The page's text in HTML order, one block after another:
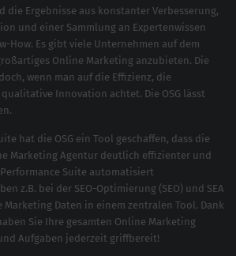
die Ergebnisse aus konstanter Verbesserung,
und einer Sammlung an Expertenwissen
How. Es gibt viele Unternehmen auf dem
Online Marketing anzubieten. Die
wenn man auf die Effizienz, die
Innovation achtet. Die OSG lässt
hat die OSG ein Tool geschaffen, dass die
Marketing Agentur deutlich effizienter und
Performance Suite automatisiert
z.B. bei der SEO-Optimierung (SEO) und SEA
Daten in einem zentralen Tool. Dank
Sie Ihre gesamten Online Marketing
Aufgaben jederzeit griffbereit!